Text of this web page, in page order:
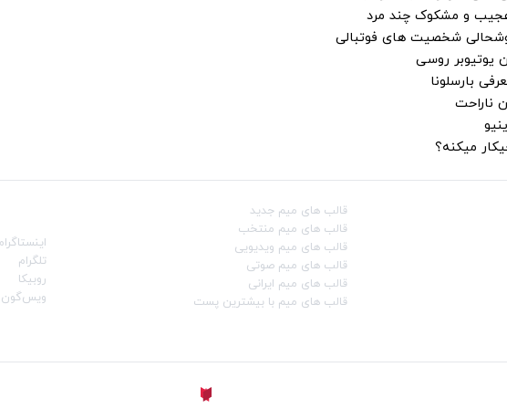
عجیب و مشکوک چند مرد
شخصیت های فوتبالی
یوتیوبر روسی
بارسلونا
ناراحت
میکنه؟
قالب‌ های میم جدید
قالب‌ های میم منتخب
قالب‌ های میم ویدیویی
قالب‌ های میم صوتی
قالب‌ های میم ایرانی
قالب‌ های میم با بیشترین پست
تلگرام
روبیکا
ویس‌گون